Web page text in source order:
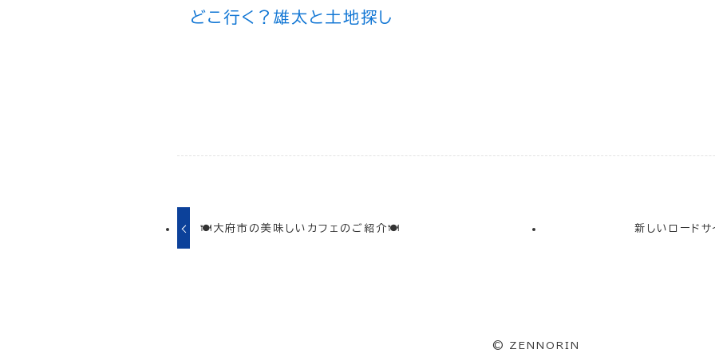
どこ行く？雄太と土地探し
🍽大府市の美味しいカフェのご紹介🍽 新しいロード
© ZENNORIN